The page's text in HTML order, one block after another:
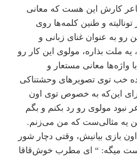
کارش این هست که معانی
تونالیته و طنین کلمه‌ها روی
رو به عنوان غنای زبانی و
یه ملت بذاره، مولوی این کار رو
واژه‌ها معانی مستعار و
خب توی تصویرهای وحشتناکی
این‌که به خصوص توی اون
نبود مولوی رو رد بکنم و بگم
یه مثالی‌ست که من می‌زنم.
بازی بیانیش، وقتی دچار شور
میگه: “ ای مطرب خوش‌قاقا